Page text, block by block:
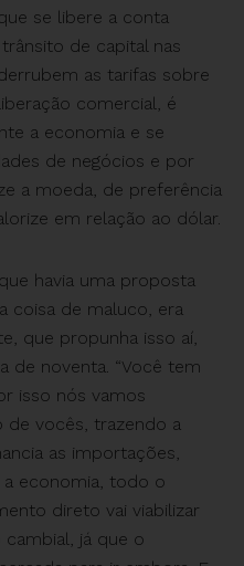
se libere a conta
de capital nas
as tarifas sobre
comercial, é
a economia e se
de negócios e por
a moeda, de preferência
em relação ao dólar.
havia uma proposta
coisa de maluco, era
que propunha isso aí,
de noventa. “Você tem
isso nós vamos
de vocês, trazendo a
as importações,
economia, todo o
direto vai viabilizar
já que o